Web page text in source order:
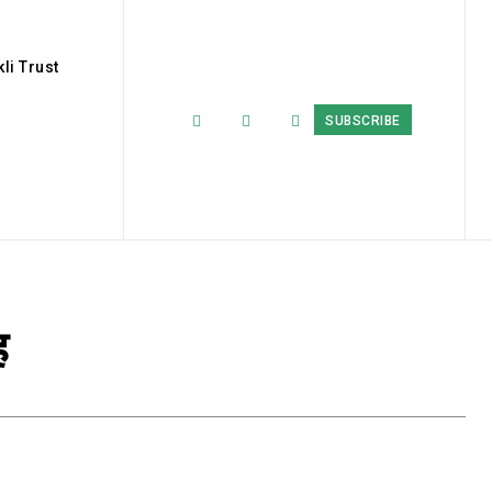
Trust
SUBSCRIBE